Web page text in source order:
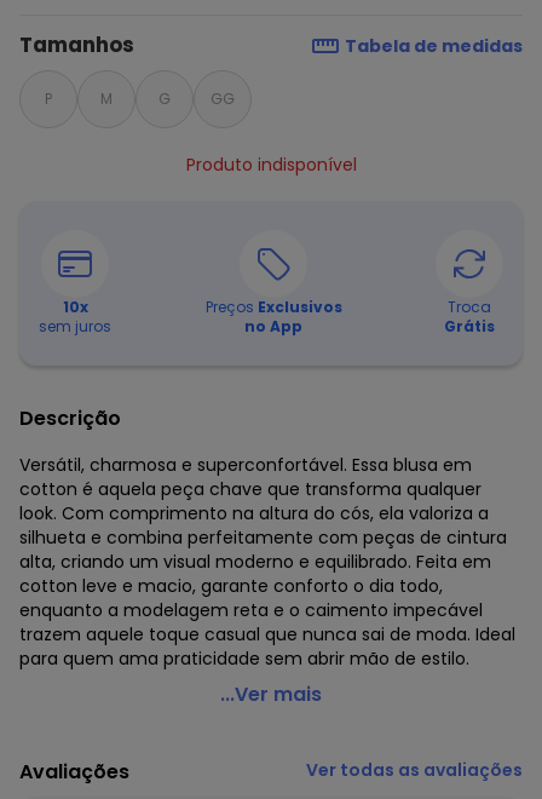
Tamanhos Tabela de medidas
P M G GG
Produto indisponível
10x
sem juros
Preços Exclusivos
no App
Troca
Grátis
Descrição
Versátil, charmosa e superconfortável. Essa blusa em
cotton é aquela peça chave que transforma qualquer
look. Com comprimento na altura do cós, ela valoriza a
silhueta e combina perfeitamente com peças de cintura
alta, criando um visual moderno e equilibrado. Feita em
cotton leve e macio, garante conforto o dia todo,
enquanto a modelagem reta e o caimento impecável
trazem aquele toque casual que nunca sai de moda. Ideal
para quem ama praticidade sem abrir mão de estilo.
Cativa - Blusa em Cotton Rosa Claro
Comprimento da Manga: Curta
Decote Frente : Redondo
...Ver mais
Avaliações Ver todas as avaliações